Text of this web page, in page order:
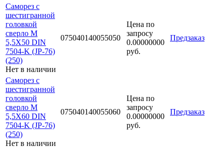
Саморез с
шестигранной
головкой
сверло М
5,5Х50 DIN
7504-K (JP-76)
(250)
Нет в наличии
075040140055050
Цена по
запросу
0.00000000
руб.
Предзаказ
Саморез с
шестигранной
головкой
сверло М
5,5Х60 DIN
7504-K (JP-76)
(250)
Нет в наличии
075040140055060
Цена по
запросу
0.00000000
руб.
Предзаказ